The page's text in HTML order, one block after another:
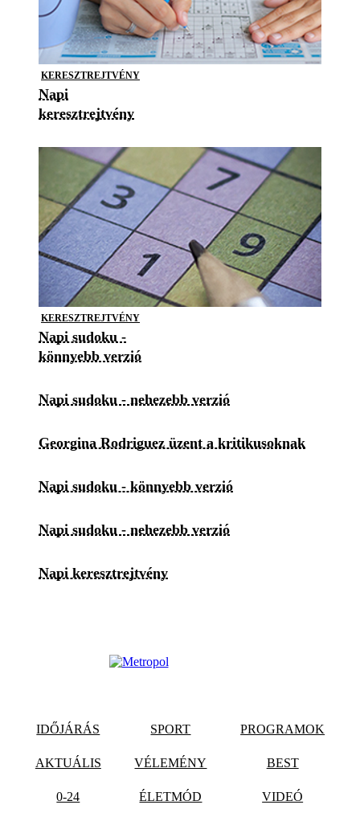
KERESZTREJTVÉNY
Napi
keresztrejtvény
KERESZTREJTVÉNY
Napi sudoku -
könnyebb verzió
Napi sudoku - nehezebb verzió
Georgina Rodriguez üzent a kritikusoknak
Napi sudoku - könnyebb verzió
Napi sudoku - nehezebb verzió
Napi keresztrejtvény
IDŐJÁRÁS SPORT PROGRAMOK
AKTUÁLIS VÉLEMÉNY BEST
0-24 ÉLETMÓD VIDEÓ